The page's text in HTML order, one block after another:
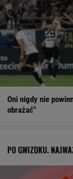
Oni nigdy nie
obrażać"